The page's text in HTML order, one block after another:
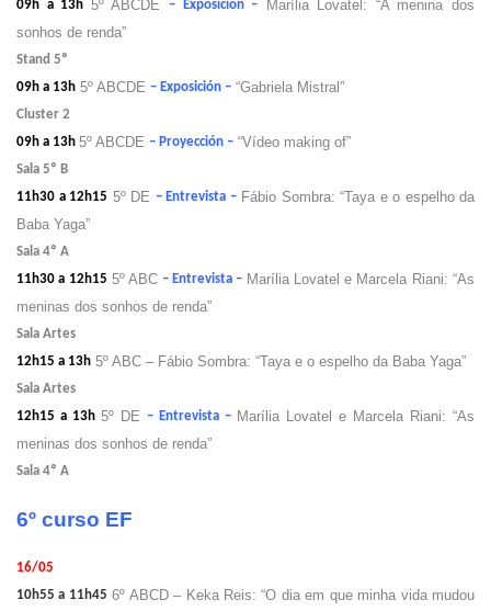
09h a 13h 5º ABCDE – Exposición – Marília Lovatel: “A menina dos
sonhos de renda”
Stand 5º
09h a 13h 5º ABCDE – Exposición – “Gabriela Mistral”
Cluster 2
09h a 13h 5º ABCDE – Proyección – “Vídeo making of”
Sala 5º B
11h30 a 12h15 5º DE – Entrevista –Fábio Sombra: “Taya e o espelho da
Baba Yaga”
Sala 4º A
11h30 a 12h15 5º ABC – Entrevista – Marília Lovatel e Marcela Riani: “As
meninas dos sonhos de renda”
Sala Artes
12h15 a 13h 5º ABC – Fábio Sombra: “Taya e o espelho da Baba Yaga”
Sala Artes
12h15 a 13h 5º DE – Entrevista –Marília Lovatel e Marcela Riani: “As
meninas dos sonhos de renda”
Sala 4º A
6º curso EF
16/05
10h55 a 11h45 6º ABCD – Keka Reis: “O dia em que minha vida mudou